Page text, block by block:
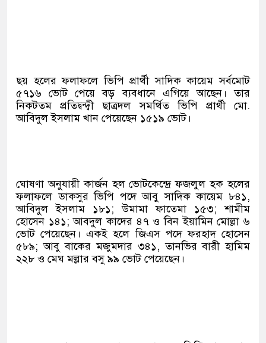
ছয় হলের ফলাফলে ভিপি প্রার্থী সাদিক কায়েম সর্বমোট
৫৭১৬ ভোট পেয়ে বড় ব্যবধানে এগিয়ে আছেন। তার
নিকটতম প্রতিদ্বন্দ্বী ছাত্রদল সমর্থিত ভিপি প্রার্থী মো.
আবিদুল ইসলাম খান পেয়েছেন ১৫১৯ ভোট।
ঘোষণা অনুযায়ী কার্জন হল ভোটকেন্দ্রে ফজলুল হক হলের
ফলাফলে ডাকসুর ভিপি পদে আবু সাদিক কায়েম ৮৪১,
আবিদুল ইসলাম ১৮১; উমামা ফাতেমা ১৫৩; শামীম
হোসেন ১৪১; আবদুল কাদের ৪৭ ও বিন ইয়ামিন মোল্লা ৬
ভোট পেয়েছেন। একই হলে জিএস পদে ফরহাদ হোসেন
৫৮৯; আবু বাকের মজুমদার ৩৪১, তানভির বারী হামিম
২২৮ ও মেঘ মল্লার বসু ৯৯ ভোট পেয়েছেন।